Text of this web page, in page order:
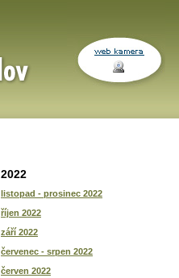
2022
listopad - prosinec 2022
říjen 2022
září 2022
červenec - srpen 2022
červen 2022